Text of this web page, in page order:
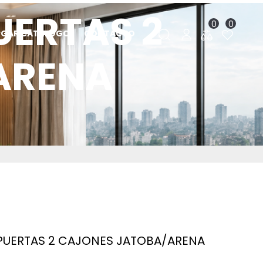
CATÁLOGO CONTACTO
0 0
2
2 CAJONES JATOBA/ARENA